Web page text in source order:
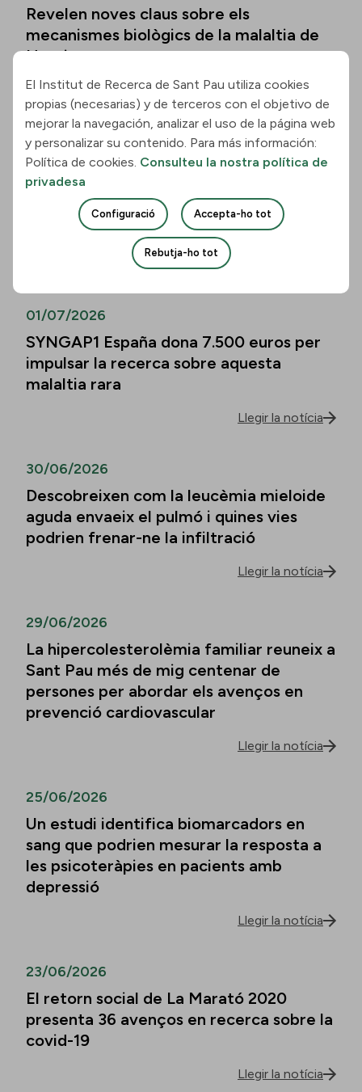
Revelen noves claus sobre els
mecanismes biològics de la malaltia de
Huntington
Llegir la notícia
01/07/2026
Els biomarcadors de la malaltia
d’Alzheimer permeten predir el
deteriorament cognitiu també en
persones de més de vuitanta anys
01/07/2026
SYNGAP1 España dona 7.500 euros per
impulsar la recerca sobre aquesta
malaltia rara
Llegir la notícia
30/06/2026
Descobreixen com la leucèmia mieloide
aguda envaeix el pulmó i quines vies
podrien frenar-ne la infiltració
Llegir la notícia
29/06/2026
La hipercolesterolèmia familiar reuneix a
Sant Pau més de mig centenar de
persones per abordar els avenços en
prevenció cardiovascular
Llegir la notícia
25/06/2026
Un estudi identifica biomarcadors en
sang que podrien mesurar la resposta a
les psicoteràpies en pacients amb
depressió
Llegir la notícia
23/06/2026
El retorn social de La Marató 2020
presenta 36 avenços en recerca sobre la
covid-19
Llegir la notícia
El Institut de Recerca de Sant Pau utiliza cookies
propias (necesarias) y de terceros con el objetivo de
mejorar la navegación, analizar el uso de la página web
y personalizar su contenido. Para más información:
Política de cookies. Consulteu la nostra política de
privadesa
Configuració Accepta-ho tot
Rebutja-ho tot